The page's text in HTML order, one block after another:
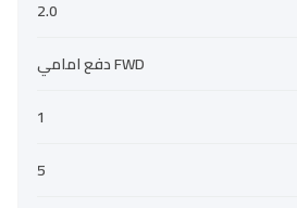
2.0
FWD دفع امامي
1
5